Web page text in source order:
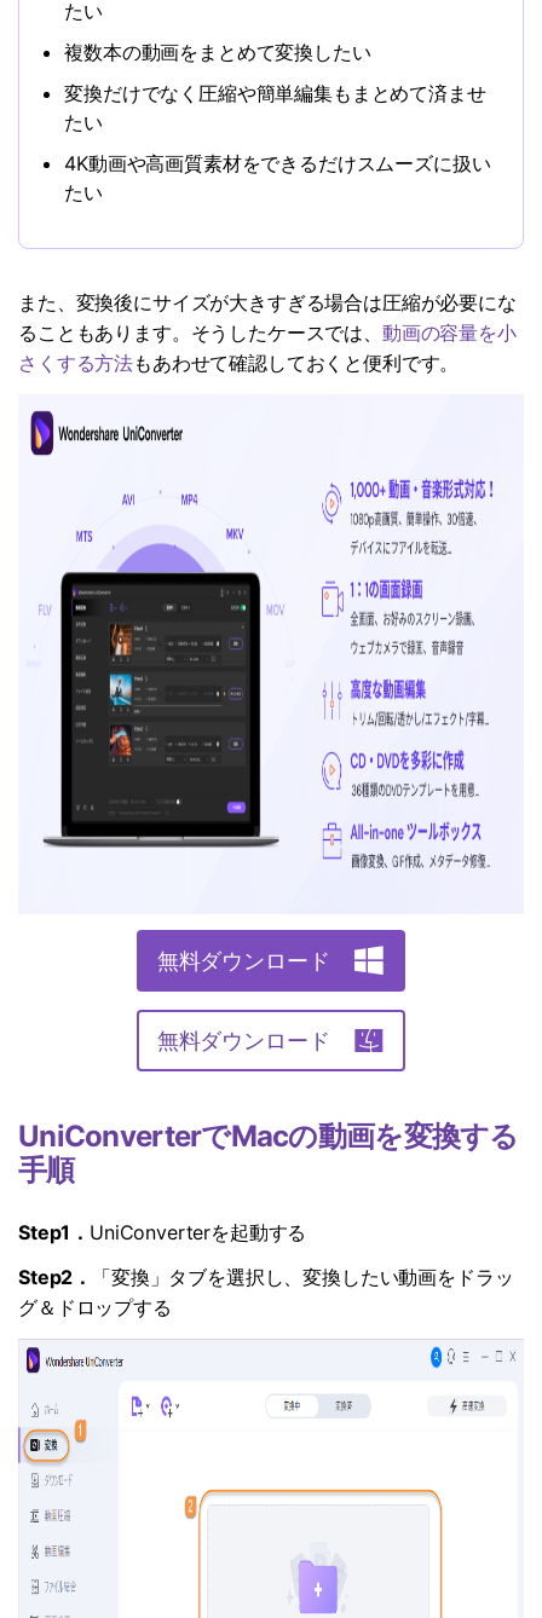
たい
複数本の動画をまとめて変換したい
変換だけでなく圧縮や簡単編集もまとめて済ませ
たい
4K動画や高画質素材をできるだけスムーズに扱い
たい
また、変換後にサイズが大きすぎる場合は圧縮が必要にな
ることもあります。そうしたケースでは、 動画の容量を小
さくする方法もあわせて確認しておくと便利です。
無料ダウンロード
無料ダウンロード
UniConverterでMacの動画を変換する
手順
Step1． UniConverterを起動する
Step2．
「変換」タブを選択し、変換したい動画をドラッ
グ＆ドロップする